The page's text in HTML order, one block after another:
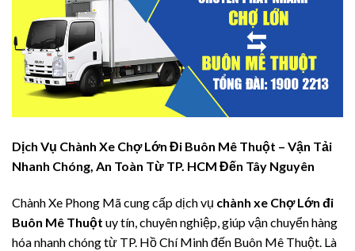
Dịch Vụ Chành Xe Chợ Lớn Đi Buôn Mê Thuột – Vận Tải
Nhanh Chóng, An Toàn Từ TP. HCM Đến Tây Nguyên
Chành Xe Phong Mã cung cấp dịch vụ chành xe Chợ Lớn đi
Buôn Mê Thuột uy tín, chuyên nghiệp, giúp vận chuyển hàng
hóa nhanh chóng từ TP. Hồ Chí Minh đến Buôn Mê Thuột. Là